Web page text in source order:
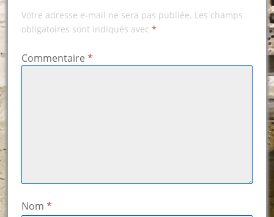
Votre adresse e-mail ne sera pas publiée. Les champs
obligatoires sont indiqués avec *
Commentaire *
Nom *